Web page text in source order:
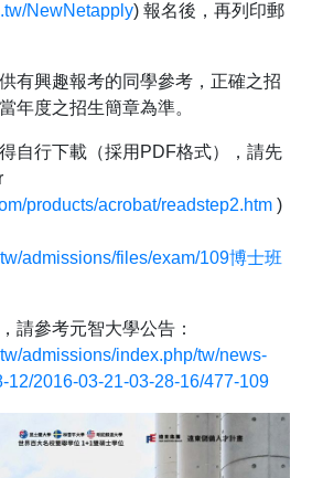
NewNetapply) 報名後，再列印郵
有興趣報考的同學參考，正確之招
年度之招生簡章為準。
自行下載（採用PDF格式），請先
products/acrobat/readstep2.htm )
admissions/files/exam/109博士班
請參考元智大學公告：
admissions/index.php/tw/news-
12/2016-03-21-03-28-16/477-109